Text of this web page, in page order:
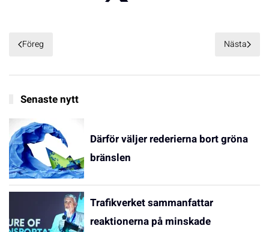
Föreg Nästa
Senaste nytt
Därför väljer rederierna bort gröna
bränslen
Trafikverket sammanfattar
reaktionerna på minskade